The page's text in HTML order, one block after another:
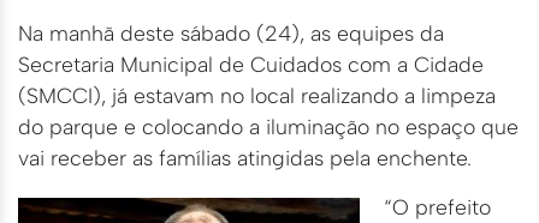
Na manhã deste sábado (24), as equipes da
Secretaria Municipal de Cuidados com a Cidade
(SMCCI), já estavam no local realizando a limpeza
do parque e colocando a iluminação no espaço que
vai receber as famílias atingidas pela enchente.
“O prefeito